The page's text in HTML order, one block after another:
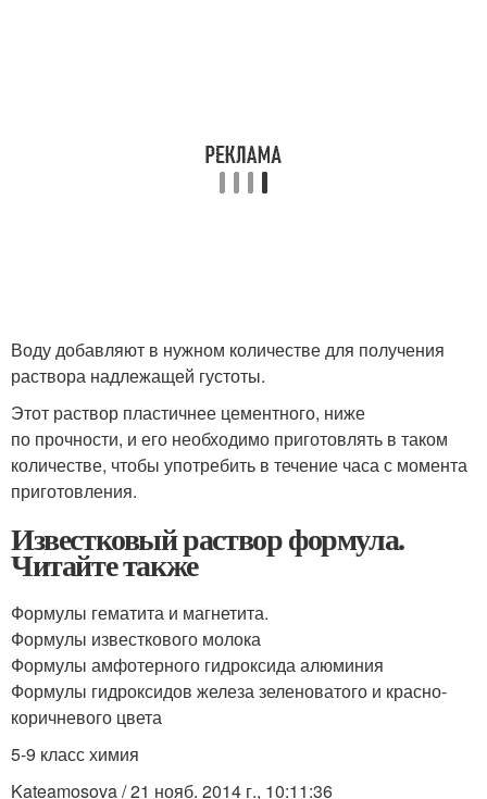
Воду добавляют в нужном количестве для получения
раствора надлежащей густоты.
Этот раствор пластичнее цементного, ниже
по прочности, и его необходимо приготовлять в таком
количестве, чтобы употребить в течение часа с момента
приготовления.
Известковый раствор формула.
Читайте также
Формулы гематита и магнетита.
Формулы известкового молока
Формулы амфотерного гидроксида алюминия
Формулы гидроксидов железа зеленоватого и красно-
коричневого цвета
5-9 класс химия
Kateamosova / 21 нояб. 2014 г., 10:11:36